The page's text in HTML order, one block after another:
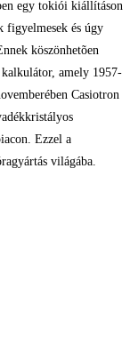
egy tokiói kiállításon
figyelmesek és úgy
köszönhetõen
kalkulátor, amely 1957-
Casiotron
Ezzel a
világába.